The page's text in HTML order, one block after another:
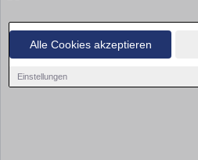
Alle Cookies akzeptieren
Einstellungen